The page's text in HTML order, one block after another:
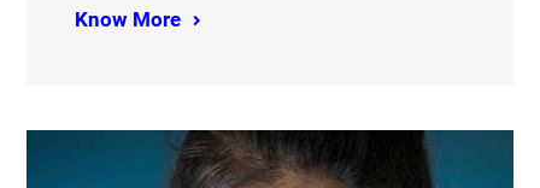
Know More